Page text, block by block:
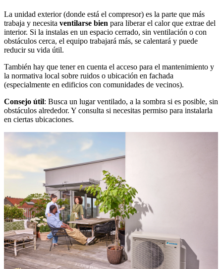
La unidad exterior (donde está el compresor) es la parte que más
trabaja y necesita ventilarse bien para liberar el calor que extrae del
interior. Si la instalas en un espacio cerrado, sin ventilación o con
obstáculos cerca, el equipo trabajará más, se calentará y puede
reducir su vida útil.
También hay que tener en cuenta el acceso para el mantenimiento y
la normativa local sobre ruidos o ubicación en fachada
(especialmente en edificios con comunidades de vecinos).
Consejo útil: Busca un lugar ventilado, a la sombra si es posible, sin
obstáculos alrededor. Y consulta si necesitas permiso para instalarla
en ciertas ubicaciones.